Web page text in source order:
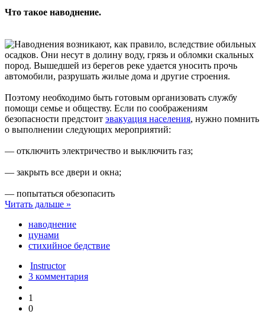
Что такое наводнение.
Наводнения возникают, как правило, вследствие обильных
осадков. Они несут в долину воду, грязь и обломки скальных
пород. Вышедшей из берегов реке удается уносить прочь
автомобили, разрушать жилые дома и другие строения.
Поэтому необходимо быть готовым организовать службу
помощи семье и обществу. Если по соображениям
безопасности предстоит эвакуация населения, нужно помнить
о выполнении следующих мероприятий:
— отключить электричество и выключить газ;
— закрыть все двери и окна;
— попытаться обезопасить
Читать дальше »
наводнение
цунами
стихийное бедствие
Instructor
3 комментария
1
0